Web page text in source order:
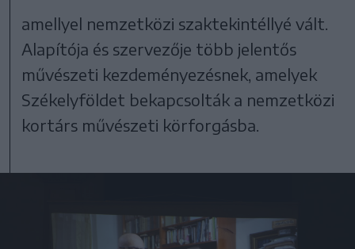
amellyel nemzetközi szaktekintéllyé vált.
Alapítója és szervezője több jelentős
művészeti kezdeményezésnek, amelyek
Székelyföldet bekapcsolták a nemzetközi
kortárs művészeti körforgásba.